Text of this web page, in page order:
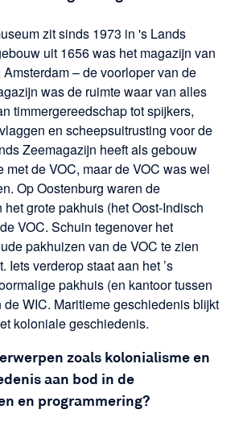
zit sinds 1973 in 's Lands
uit 1656 was het magazijn van
– de voorloper van de
was de ruimte waar van alles
timmergereedschap tot spijkers,
en scheepsuitrusting voor de
Zeemagazijn heeft als gebouw
met de VOC, maar de VOC was wel
Op Oostenburg waren de
grote pakhuis (het Oost-Indisch
VOC. Schuin tegenover het
pakhuizen van de VOC te zien
Iets verderop staat aan het ’s
pakhuis (en kantoor tussen
WIC. Maritieme geschiedenis blijkt
koloniale geschiedenis.
zoals kolonialisme en
aan bod in de
en programmering?